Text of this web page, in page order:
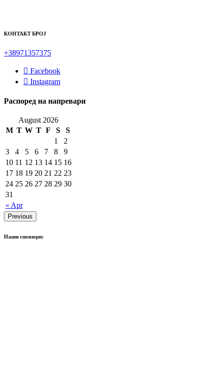
КОНТАКТ БРОЈ
+38971357375
Facebook
Instagram
Распоред на напревари
August 2026
M T W T F S S
« Apr
1
2
3
4 5 6 7 8
9
10 11 12 13 14 15 16
17 18 19 20 21 22 23
24 25 26 27 28 29 30
31
Previous
Наши спонзори: